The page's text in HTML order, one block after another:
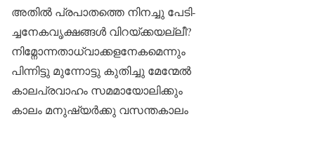
അതിൽ പ്രപാതത്തെ നിനച്ചു പേടി-
ച്ചനേകവൃക്ഷങ്ങൾ വിറയ്ക്കയല്ലീ?
നിമ്നോന്നതാധ്വാക്കളനേകമെന്നും
പിന്നിട്ടു മുന്നോട്ടു കുതിച്ചു മേന്മേൽ
കാലപ്രവാഹം സമമായോലിക്കും
കാലം മനുഷ്യർക്കു വസന്തകാലം